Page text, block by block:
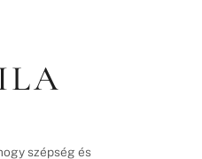
szépség és